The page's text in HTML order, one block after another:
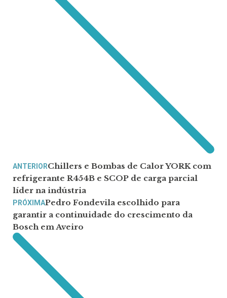
ANTERIORChillers e Bombas de Calor YORK com
refrigerante R454B e SCOP de carga parcial
líder na indústria
PRÓXIMAPedro Fondevila escolhido para
garantir a continuidade do crescimento da
Bosch em Aveiro